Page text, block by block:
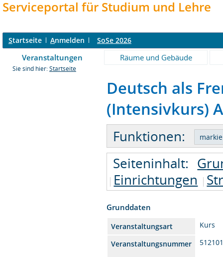
Serviceportal für Studium und Lehre
Startseite Anmelden SoSe 2026
Veranstaltungen Räume und Gebäude
Sie sind hier: Startseite
Deutsch als
(Intensivkurs)
Funktionen:
Seiteninhalt:
Einrichtungen
Grunddaten
Veranstaltungsart
Kurs
Veranstaltungsnummer